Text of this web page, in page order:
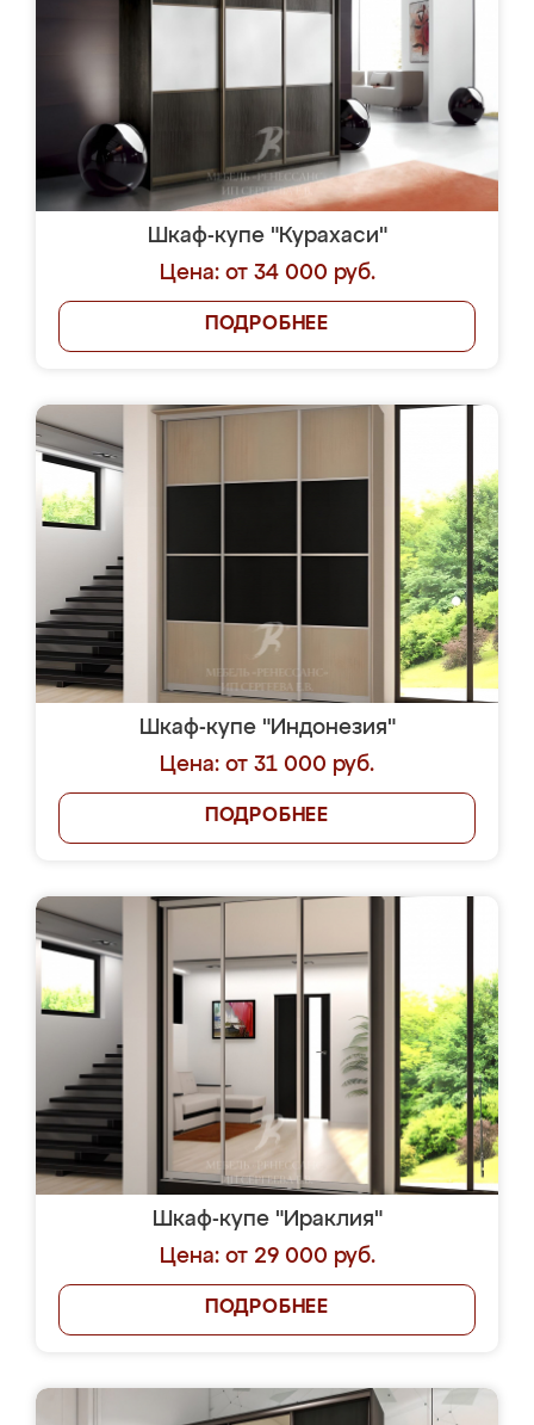
Шкаф-купе "Курахаси"
Цена: от 34 000 руб.
ПОДРОБНЕЕ
Шкаф-купе "Индонезия"
Цена: от 31 000 руб.
ПОДРОБНЕЕ
Шкаф-купе "Ираклия"
Цена: от 29 000 руб.
ПОДРОБНЕЕ